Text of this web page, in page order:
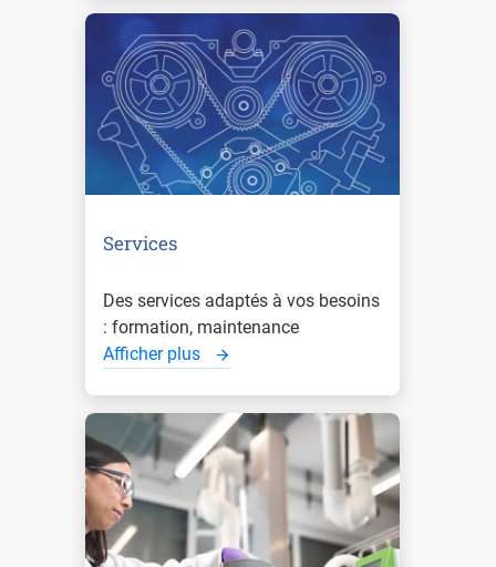
Services
Des services adaptés à vos besoins
: formation, maintenance
Afficher plus